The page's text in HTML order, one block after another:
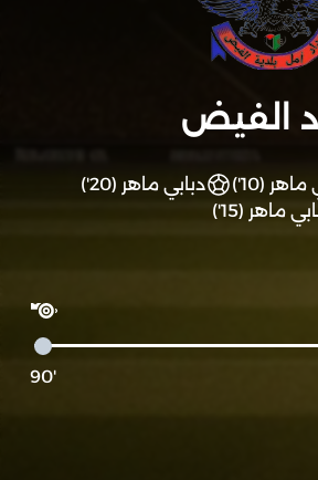
الفيض
(10')
دبابي ماهر (20')
ماهر (15')
'90